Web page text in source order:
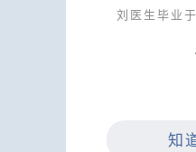
刘医生毕业
知